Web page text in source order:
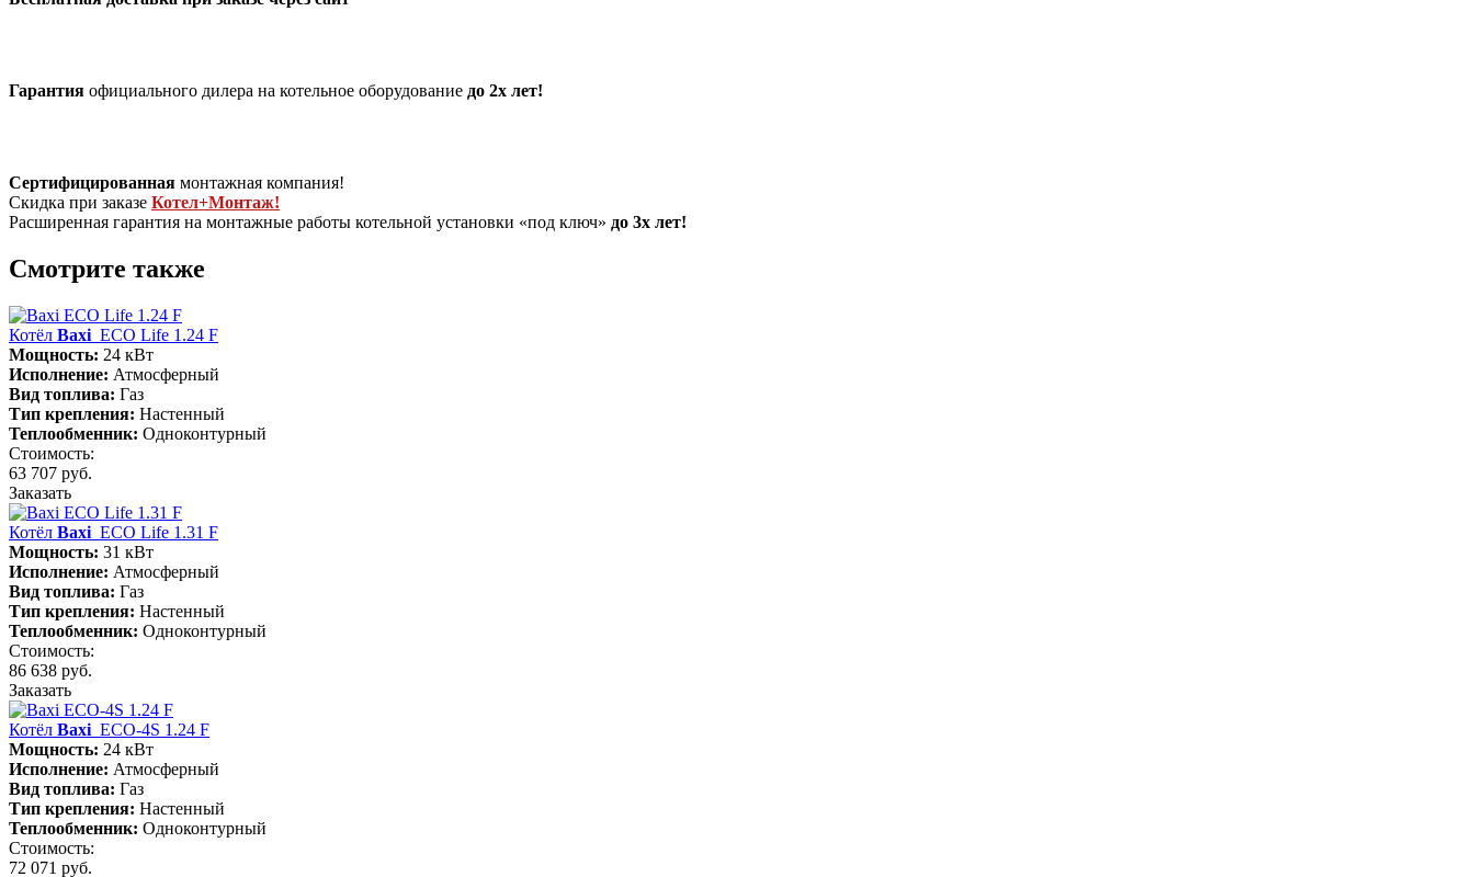
Гарантия официального дилера на котельное оборудование до 2х лет!
Сертифицированная монтажная компания!
Скидка при заказе Котел+Монтаж!
Расширенная гарантия на монтажные работы котельной установки «под ключ» до 3х лет!
Смотрите также
Котёл Baxi ECO Life 1.24 F
Мощность: 24 кВт
Исполнение: Атмосферный
Вид топлива: Газ
Тип крепления: Настенный
Теплообменник: Одноконтурный
Стоимость:
63 707 руб.
Заказать
Котёл Baxi ECO Life 1.31 F
Мощность: 31 кВт
Исполнение: Атмосферный
Вид топлива: Газ
Тип крепления: Настенный
Теплообменник: Одноконтурный
Стоимость:
86 638 руб.
Заказать
Котёл Baxi ECO-4S 1.24 F
Мощность: 24 кВт
Исполнение: Атмосферный
Вид топлива: Газ
Тип крепления: Настенный
Теплообменник: Одноконтурный
Стоимость:
72 071 руб.